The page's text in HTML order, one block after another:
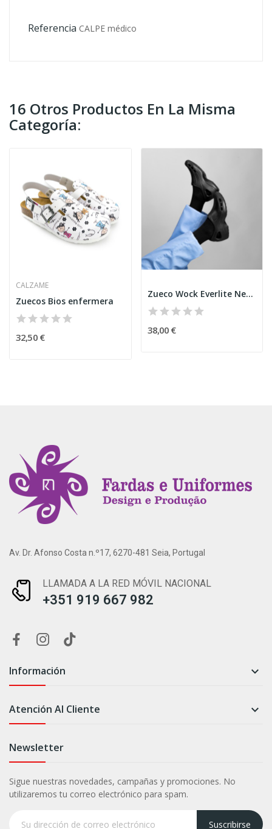
Referencia CALPE médico
16 Otros Productos En La Misma
Categoría:
CALZAME
Zuecos Bios enfermera
32,50 €
Zueco Wock Everlite Negro
38,00 €
Av. Dr. Afonso Costa n.º17, 6270-481 Seia, Portugal
LLAMADA A LA RED MÓVIL NACIONAL
+351 919 667 982
Información 
Atención Al Cliente 
Newsletter
Sigue nuestras novedades, campañas y promociones. No
utilizaremos tu correo electrónico para spam.
Suscribirse